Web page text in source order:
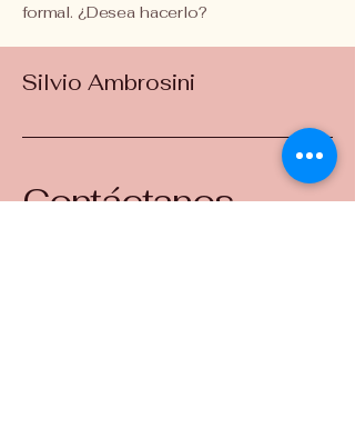
formal. ¿Desea hacerlo?
Silvio Ambrosini
Contáctanos